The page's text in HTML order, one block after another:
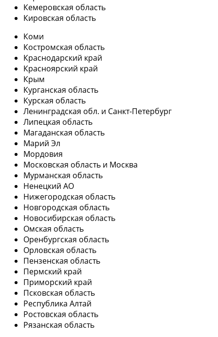
Кемеровская область
Кировская область
Коми
Костромская область
Краснодарский край
Красноярский край
Крым
Курганская область
Курская область
Ленинградская обл. и Санкт-Петербург
Липецкая область
Магаданская область
Марий Эл
Мордовия
Московская область и Москва
Мурманская область
Ненецкий АО
Нижегородская область
Новгородская область
Новосибирская область
Омская область
Оренбургская область
Орловская область
Пензенская область
Пермский край
Приморский край
Псковская область
Республика Алтай
Ростовская область
Рязанская область